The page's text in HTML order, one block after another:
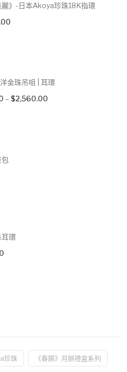
麗》-日本Akoya珍珠18K指環
金珠吊咀 | 耳環
– $2,560.00Price
環
珍珠 《春錦》月餅禮盒系列